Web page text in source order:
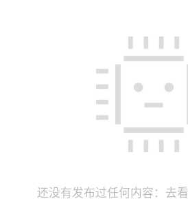
还没有发布过任何内容：去